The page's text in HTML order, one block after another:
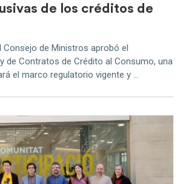
de los créditos de
Consejo de Ministros aprobó el
de Contratos de Crédito al Consumo, una
el marco regulatorio vigente y ...